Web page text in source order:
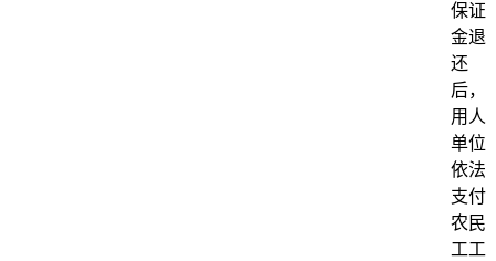
保证
金退
还
后，
用人
单位
依法
支付
农民
工工